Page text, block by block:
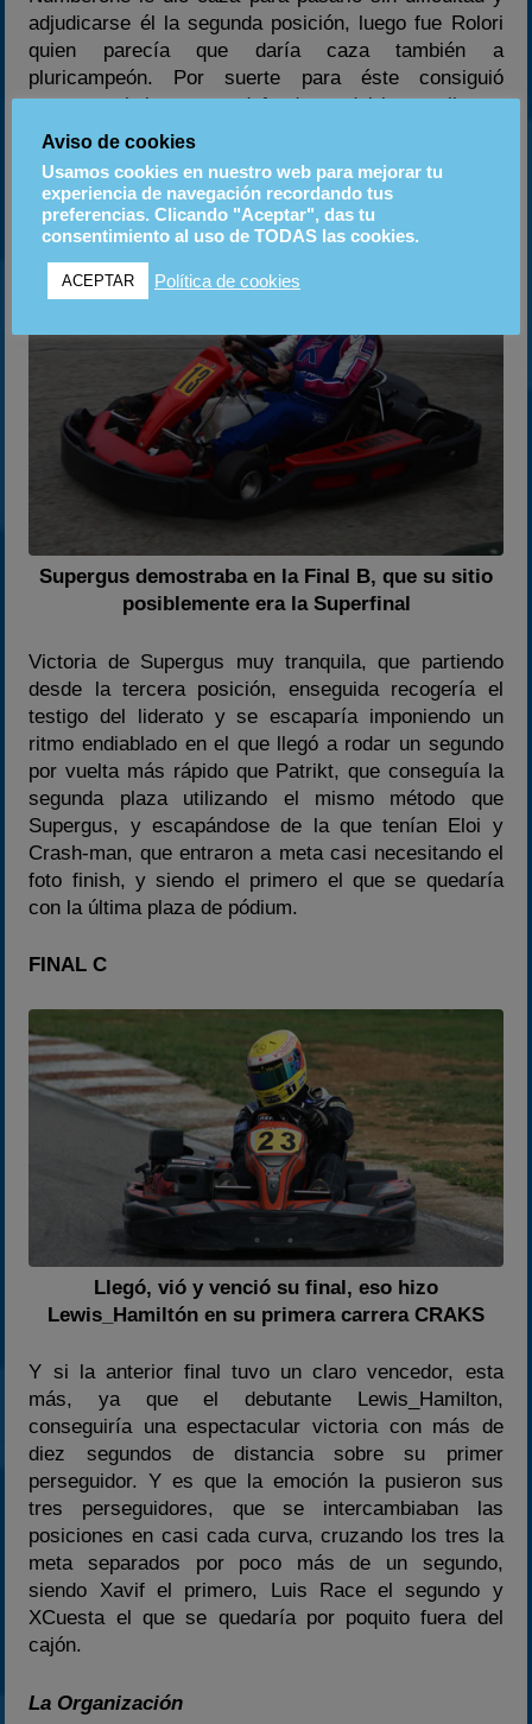
adjudicarse él la segunda posición, luego fue Rolori
quien parecía que daría caza también a
pluricampeón. Por suerte para éste consiguió
aguantar el ritmo para defenderse del joven piloto y
conseguir no bajar del podio.
FINAL B
Supergus demostraba en la Final B, que su sitio
posiblemente era la Superfinal
Victoria de Supergus muy tranquila, que partiendo
desde la tercera posición, enseguida recogería el
testigo del liderato y se escaparía imponiendo un
ritmo endiablado en el que llegó a rodar un segundo
por vuelta más rápido que Patrikt, que conseguía la
segunda plaza utilizando el mismo método que
Supergus, y escapándose de la que tenían Eloi y
Crash-man, que entraron a meta casi necesitando el
foto finish, y siendo el primero el que se quedaría
con la última plaza de pódium.
FINAL C
Llegó, vió y venció su final, eso hizo
Lewis_Hamiltón en su primera carrera CRAKS
Y si la anterior final tuvo un claro vencedor, esta
más, ya que el debutante Lewis_Hamilton,
conseguiría una espectacular victoria con más de
diez segundos de distancia sobre su primer
perseguidor. Y es que la emoción la pusieron sus
tres perseguidores, que se intercambiaban las
posiciones en casi cada curva, cruzando los tres la
meta separados por poco más de un segundo,
siendo Xavif el primero, Luis Race el segundo y
XCuesta el que se quedaría por poquito fuera del
cajón.
La Organización
Aviso de cookies
Usamos cookies en nuestro web para mejorar tu
experiencia de navegación recordando tus
preferencias. Clicando "Aceptar", das tu
consentimiento al uso de TODAS las cookies.
ACEPTAR Política de cookies